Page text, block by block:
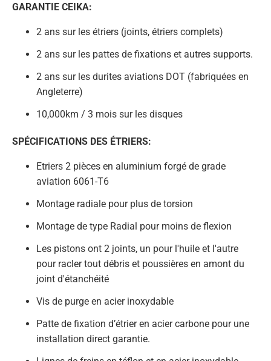
GARANTIE CEIKA:
2 ans sur les étriers (joints, étriers complets)
2 ans sur les pattes de fixations et autres supports.
2 ans sur les durites aviations DOT (fabriquées en
Angleterre)
10,000km / 3 mois sur les disques
SPÉCIFICATIONS DES ÉTRIERS:
Etriers 2 pièces en aluminium forgé de grade
aviation 6061-T6
Montage radiale pour plus de torsion
Montage de type Radial pour moins de flexion
Les pistons ont 2 joints, un pour l'huile et l'autre
pour racler tout débris et poussières en amont du
joint d'étanchéité
Vis de purge en acier inoxydable
Patte de fixation d’étrier en acier carbone pour une
installation direct garantie.